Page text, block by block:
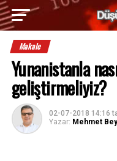
Makale
Yunanistanla
geliştirmeliyiz?
02-07-2018 14:16
Yazar: Mehmet